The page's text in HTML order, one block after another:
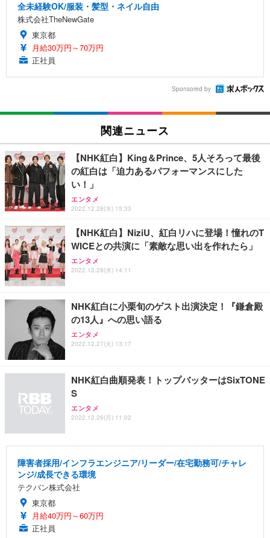
全未経験OK/服装・髪型・ネイル自由
株式会社TheNewGate
東京都
月給30万円～70万円
正社員
Sponsored by
関連ニュース
【NHK紅白】King＆Prince、5人そろって最後
の紅白は「迫力あるパフォーマンスにした
い！」
エンタメ
2022.12.28(水) 15:33
【NHK紅白】NiziU、紅白リハに登場！憧れのT
WICEとの共演に「素敵な思い出を作れたら」
エンタメ
2022.12.28(水) 14:11
NHK紅白に小栗旬のゲスト出演決定！『鎌倉殿
の13人』への思い語る
エンタメ
2022.12.27(火) 13:17
NHK紅白曲順発表！トップバッターはSixTONE
S
エンタメ
2022.12.26(月) 11:02
障害者採用/インフラエンジニア/リーダー/在宅勤務可/チャレ
ンジ/成長できる環境
テクバン株式会社
東京都
月給40万円～60万円
正社員